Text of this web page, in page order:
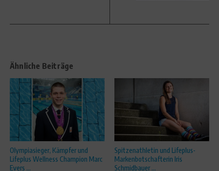
Ähnliche Beiträge
Olympiasieger, Kämpfer und
Lifeplus Wellness Champion Marc
Evers ...
Spitzenathletin und Lifeplus-
Markenbotschafterin Iris
Schmidbauer ...